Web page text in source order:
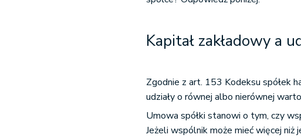
Kapitał zakładowy a
Zgodnie z art. 153 Kodeksu spółek
udziały o równej albo nierównej
Umowa spółki stanowi o tym, czy
Jeżeli wspólnik może mieć więcej niż